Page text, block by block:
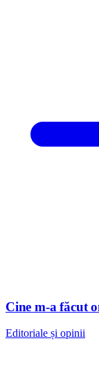
Cine m-a făcut
Editoriale și opinii